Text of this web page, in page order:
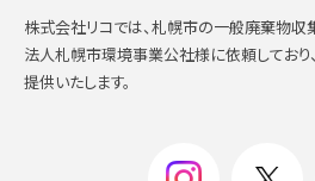
株式会社リコでは、札幌市の一般廃棄物収
法人札幌市環境事業公社様に依頼してお
提供いたします。